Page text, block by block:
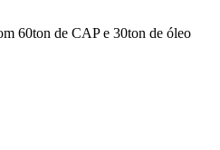
60ton de CAP e 30ton de óleo